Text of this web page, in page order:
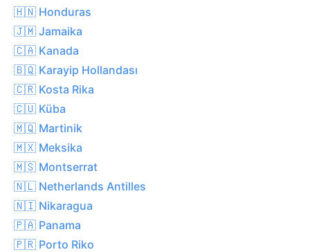
🇭🇳 Honduras
🇯🇲 Jamaika
🇨🇦 Kanada
🇧🇶 Karayip Hollandası
🇨🇷 Kosta Rika
🇨🇺 Küba
🇲🇶 Martinik
🇲🇽 Meksika
🇲🇸 Montserrat
🇳🇱 Netherlands Antilles
🇳🇮 Nikaragua
🇵🇦 Panama
🇵🇷 Porto Riko